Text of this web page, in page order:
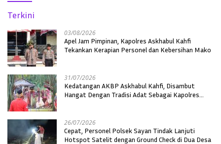
Terkini
03/08/2026
Apel Jam Pimpinan, Kapolres Askhabul Kahfi
Tekankan Kerapian Personel dan Kebersihan Mako
31/07/2026
Kedatangan AKBP Askhabul Kahfi, Disambut
Hangat Dengan Tradisi Adat Sebagai Kapolres
26/07/2026
Cepat, Personel Polsek Sayan Tindak Lanjuti
Hotspot Satelit dengan Ground Check di Dua Desa